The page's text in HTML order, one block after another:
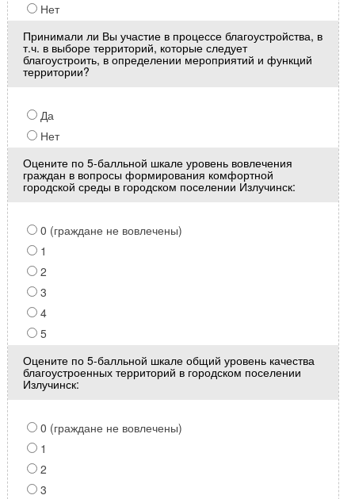
Нет
Принимали ли Вы участие в процессе благоустройства, в
т.ч. в выборе территорий, которые следует
благоустроить, в определении мероприятий и функций
территории?
Да
Нет
Оцените по 5-балльной шкале уровень вовлечения
граждан в вопросы формирования комфортной
городской среды в городском поселении Излучинск:
0 (граждане не вовлечены)
1
2
3
4
5
Оцените по 5-балльной шкале общий уровень качества
благоустроенных территорий в городском поселении
Излучинск:
0 (граждане не вовлечены)
1
2
3